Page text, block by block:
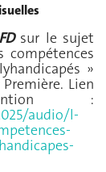
sur le sujet
compétences
»
Lien
:
audio/l-